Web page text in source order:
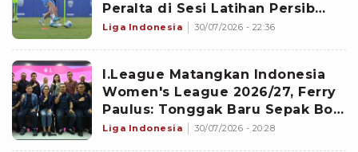
Peralta di Sesi Latihan Persib
Bandung
Liga Indonesia 30/07/2026 - 22:36
I.League Matangkan Indonesia
Women's League 2026/27, Ferry
Paulus: Tonggak Baru Sepak Bola
Putri Indonesia
Liga Indonesia 30/07/2026 - 20:28